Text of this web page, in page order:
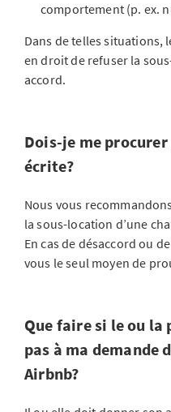
comportement (p. ex.
Dans de telles situations,
en droit de refuser la
accord.
Dois-je me
écrite?
Nous vous
la sous-location d’une
En cas de désaccord ou
vous le seul moyen de
Que faire si le ou
pas à ma demande
Airbnb?